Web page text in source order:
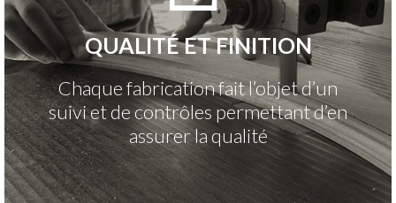
QUALITÉ ET FINITION
Chaque fabrication fait l’objet d’un
suivi et de contrôles permettant d’en
assurer la qualité